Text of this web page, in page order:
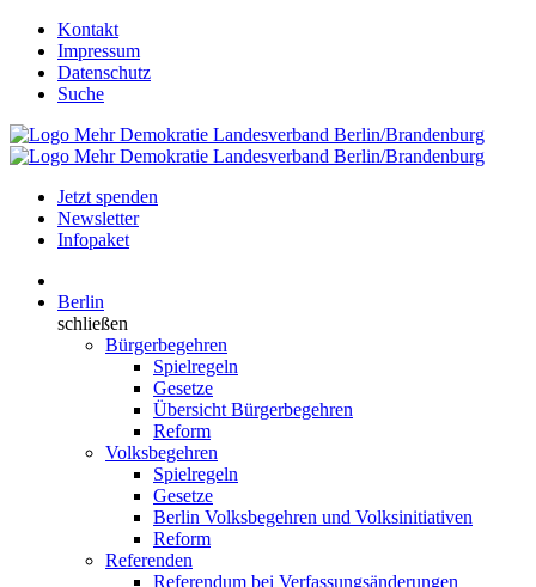
Kontakt
Impressum
Datenschutz
Suche
Jetzt spenden
Newsletter
Infopaket
Berlin
schließen
Bürgerbegehren
Spielregeln
Gesetze
Übersicht Bürgerbegehren
Reform
Volksbegehren
Spielregeln
Gesetze
Berlin Volksbegehren und Volksinitiativen
Reform
Referenden
Referendum bei Verfassungsänderungen